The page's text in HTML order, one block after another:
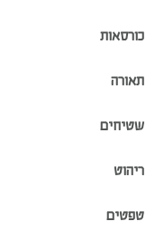
כורסאות
תאורה
שטיחים
ריהוט
טפטים